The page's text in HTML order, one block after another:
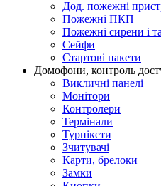
Дод. пожежні
Пожежні ПКП
Пожежні сирени і
Сейфи
Стартові пакети
Домофони, контроль
Викличні панелі
Монітори
Контролери
Термінали
Турнікети
Зчитувачі
Карти, брелоки
Замки